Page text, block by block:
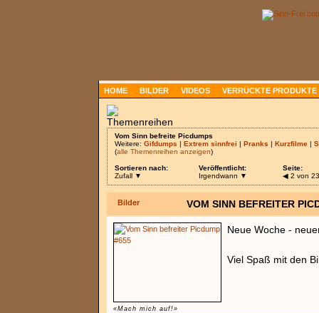
HOME BILDER VIDEOS VERRÜCKTE PRODUKTE
Vom Sinn befreite Picdumps
Weitere: Gifdumps | Extrem sinnfrei | Pranks | Kurzfilme |
(alle Themenreihen anzeigen)
Sortieren nach:
Zufall ▼
Veröffentlicht:
Irgendwann ▼
Seite:
◀ 2 von
Bilder VOM SINN BEFREITER
«Mach mich auf!»
Neue Woche -
Viel Spaß mit den